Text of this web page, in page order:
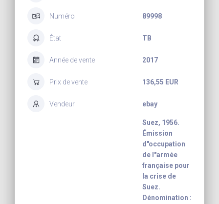
Numéro 89998
État TB
Année de vente 2017
Prix de vente 136,55 EUR
Vendeur ebay
Suez, 1956.
Émission
d"occupation
de l"armée
française pour
la crise de
Suez.
Dénomination :